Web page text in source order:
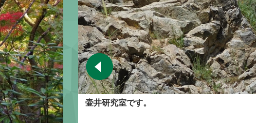
壷井研究室です。